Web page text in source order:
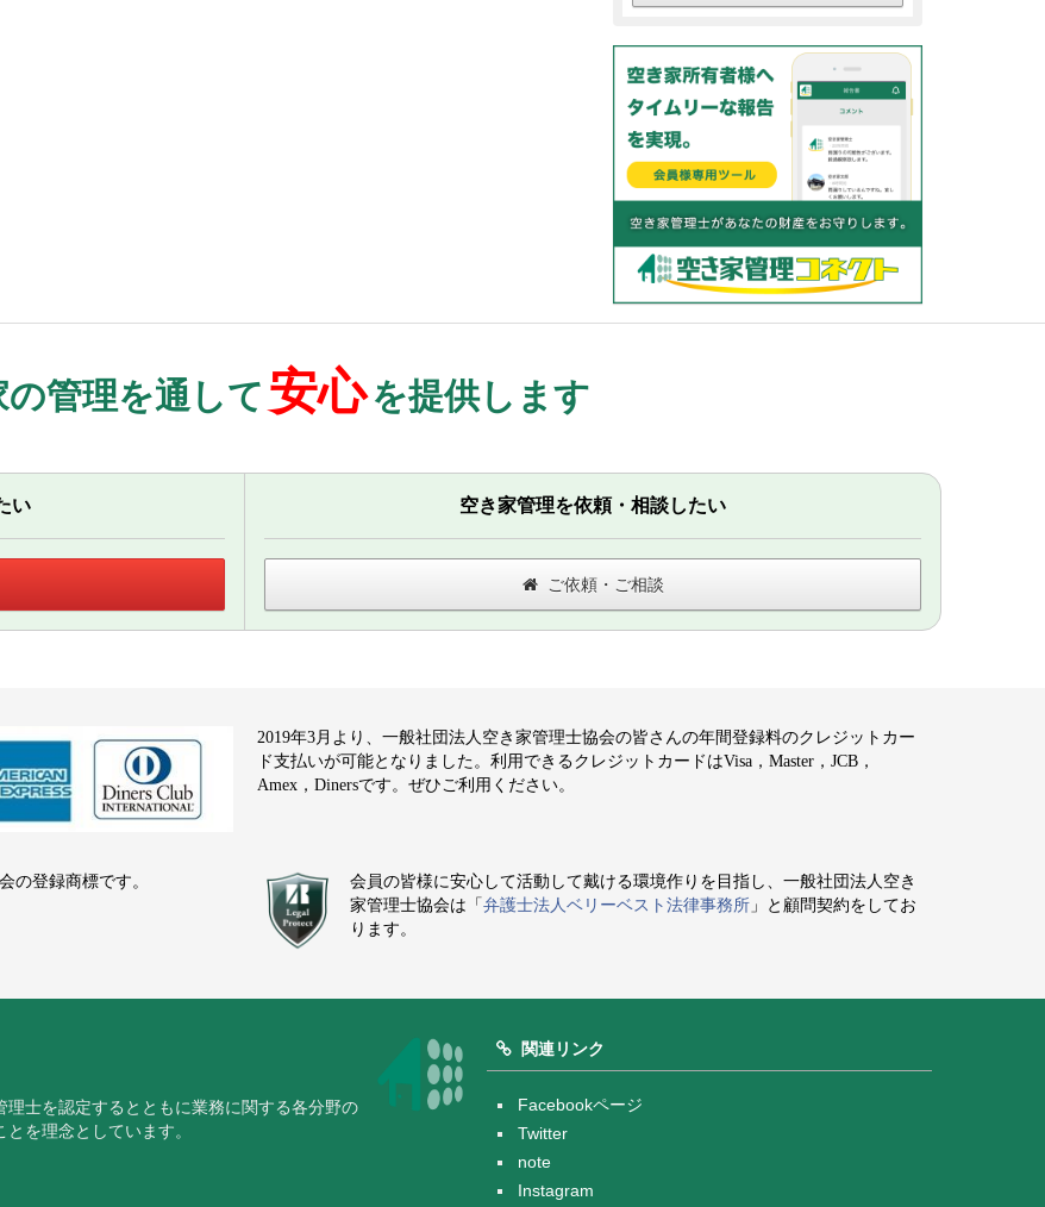
管理を通して安心を提供します
い 空き家管理を依頼・相談したい
ご依頼・ご相談
2019年3月より、一般社団法人空き家管理士協会の皆さんの年間登録料のクレジットカー
ド支払いが可能となりました。利用できるクレジットカードはVisa，Master，JCB，
Amex，Dinersです。ぜひご利用ください。
の登録商標です。
会員の皆様に安心して活動して戴ける環境作りを目指し、一般社団法人空き
家管理士協会は「 弁護士法人ベリーベスト法律事務所 」と顧問契約をしてお
ります。
士を認定するとともに業務に関する各分野の
を理念としています。
関連リンク
Facebookページ
Twitter
note
Instagram